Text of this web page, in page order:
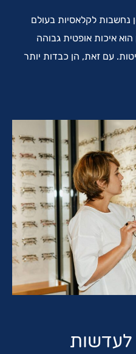
נחשבות לקלאסיות בעולם
איכות אופטית גבוהה
עם זאת, הן כבדות יותר
לעדשות